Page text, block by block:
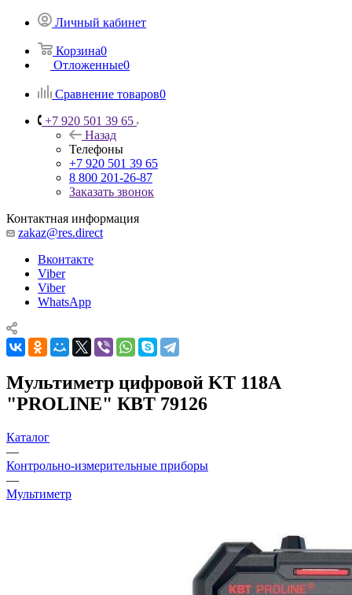
Личный кабинет
Корзина0
Отложенные0
Сравнение товаров0
+7 920 501 39 65
Назад
Телефоны
+7 920 501 39 65
8 800 201-26-87
Заказать звонок
Контактная информация
zakaz@res.direct
Вконтакте
Viber
Viber
WhatsApp
Мультиметр цифровой KT 118A
"PROLINE" КВТ 79126
Каталог
—
Контрольно-измерительные приборы
—
Мультиметр